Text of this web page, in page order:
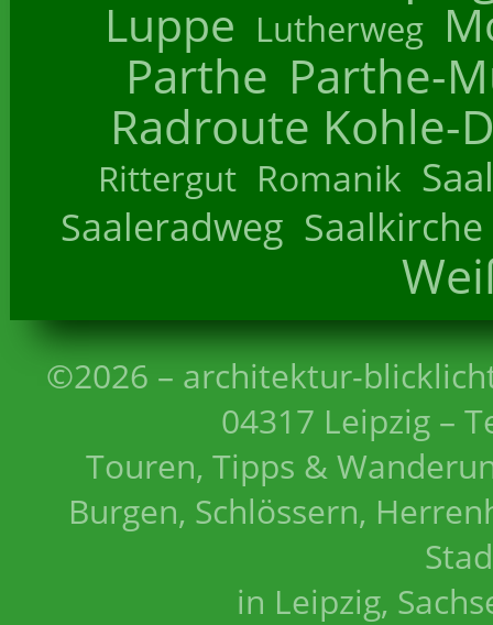
Luppe Lutherweg
Parthe Parthe-
Radroute Kohle-
Rittergut Romanik
Saaleradweg Saalkirche
©2026 – architektur-
04317 Leipzig –
Touren, Tipps &
Burgen, Schlössern,
in Leipzig,